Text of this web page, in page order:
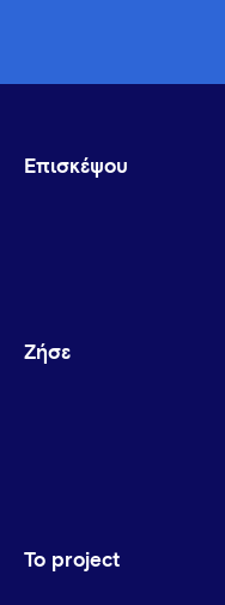
Επισκέψου
Ζήσε
Το project